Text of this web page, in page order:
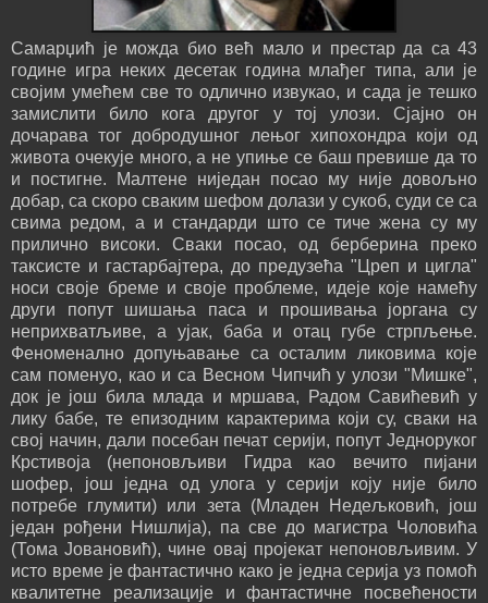
Самарџић је можда био већ мало и престар да са 43
године игра неких десетак година млађег типа, али је
својим умећем све то одлично извукао, и сада је тешко
замислити било кога другог у тој улози. Сјајно он
дочарава тог добродушног лењог хипохондра који од
живота очекује много, а не упиње се баш превише да то
и постигне. Малтене ниједан посао му није довољно
добар, са скоро сваким шефом долази у сукоб, суди се са
свима редом, а и стандарди што се тиче жена су му
прилично високи. Сваки посао, од берберина преко
таксисте и гастарбајтера, до предузећа "Цреп и цигла"
носи своје бреме и своје проблеме, идеје које намећу
други попут шишања паса и прошивања јоргана су
неприхватљиве, а ујак, баба и отац губе стрпљење.
Феноменално допуњавање са осталим ликовима које
сам поменуо, као и са Весном Чипчић у улози "Мишке",
док је још била млада и мршава, Радом Савићевић у
лику бабе, те епизодним карактерима који су, сваки на
свој начин, дали посебан печат серији, попут Једноруког
Крстивоја (непоновљиви Гидра као вечито пијани
шофер, још једна од улога у серији коју није било
потребе глумити) или зета (Младен Недељковић, још
један рођени Нишлија), па све до магистра Чоловића
(Тома Јовановић), чине овај пројекат непоновљивим. У
исто време је фантастично како је једна серија уз помоћ
квалитетне реализације и фантастичне посвећености